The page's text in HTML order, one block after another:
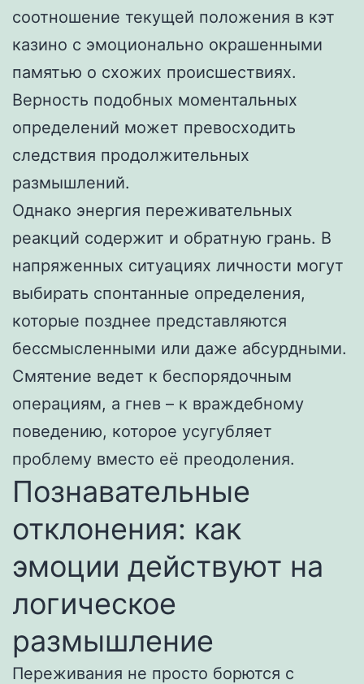
соотношение текущей положения в кэт
казино с эмоционально окрашенными
памятью о схожих происшествиях.
Верность подобных моментальных
определений может превосходить
следствия продолжительных
размышлений.
Однако энергия переживательных
реакций содержит и обратную грань. В
напряженных ситуациях личности могут
выбирать спонтанные определения,
которые позднее представляются
бессмысленными или даже абсурдными.
Смятение ведет к беспорядочным
операциям, а гнев – к враждебному
поведению, которое усугубляет
проблему вместо её преодоления.
Познавательные
отклонения: как
эмоции действуют на
логическое
размышление
Переживания не просто борются с